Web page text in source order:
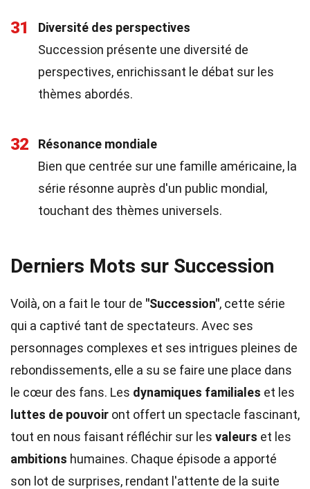
31
Diversité des perspectives
Succession présente une diversité de
perspectives, enrichissant le débat sur les
thèmes abordés.
32
Résonance mondiale
Bien que centrée sur une famille américaine, la
série résonne auprès d'un public mondial,
touchant des thèmes universels.
Derniers Mots sur Succession
Voilà, on a fait le tour de "Succession", cette série
qui a captivé tant de spectateurs. Avec ses
personnages complexes et ses intrigues pleines de
rebondissements, elle a su se faire une place dans
le cœur des fans. Les dynamiques familiales et les
luttes de pouvoir ont offert un spectacle fascinant,
tout en nous faisant réfléchir sur les valeurs et les
ambitions humaines. Chaque épisode a apporté
son lot de surprises, rendant l'attente de la suite